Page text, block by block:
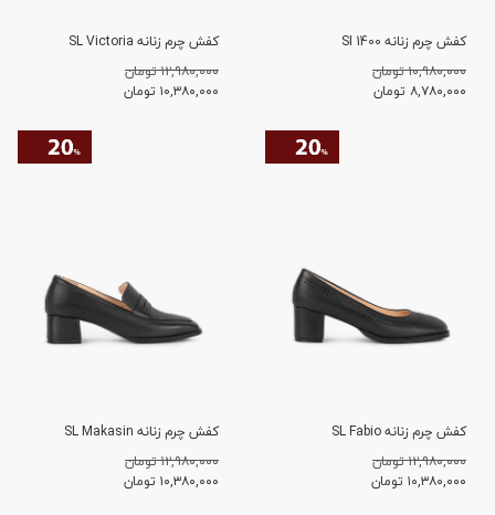
کفش چرم زنانه SI 1400
۱۰,۹۸۰,۰۰۰ تومان
۸,۷۸۰,۰۰۰ تومان
کفش چرم زنانه SL Victoria
۱۲,۹۸۰,۰۰۰ تومان
۱۰,۳۸۰,۰۰۰ تومان
کفش چرم زنانه SL Fabio
۱۲,۹۸۰,۰۰۰ تومان
۱۰,۳۸۰,۰۰۰ تومان
کفش چرم زنانه SL Makasin
۱۲,۹۸۰,۰۰۰ تومان
۱۰,۳۸۰,۰۰۰ تومان